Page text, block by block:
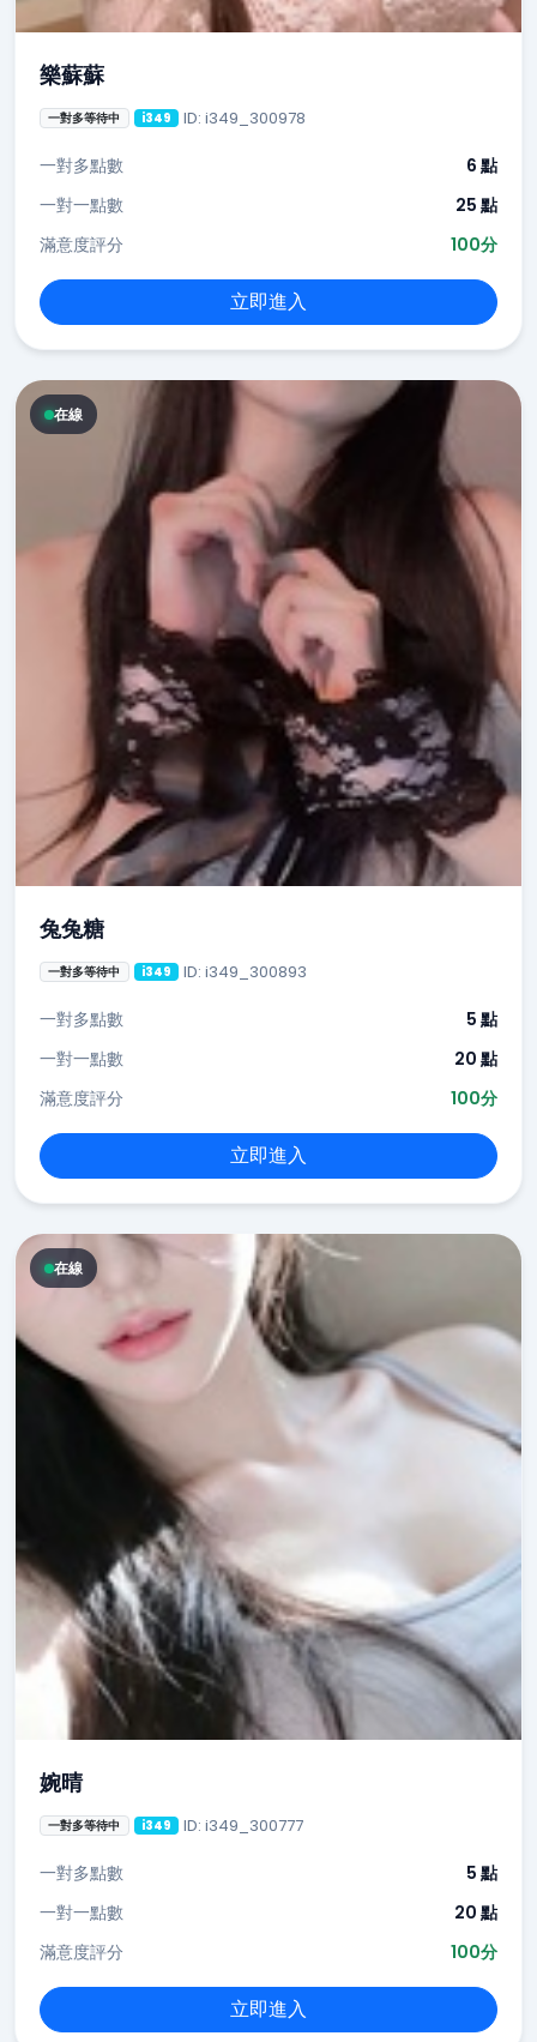
樂蘇蘇
一對多等待中 i349 ID: i349_300978
一對多點數
6 點
一對一點數
25 點
滿意度評分
100分
立即進入
在線
兔兔糖
一對多等待中 i349 ID: i349_300893
一對多點數
5 點
一對一點數
20 點
滿意度評分
100分
立即進入
在線
婉晴
一對多等待中 i349 ID: i349_300777
一對多點數
5 點
一對一點數
20 點
滿意度評分
100分
立即進入